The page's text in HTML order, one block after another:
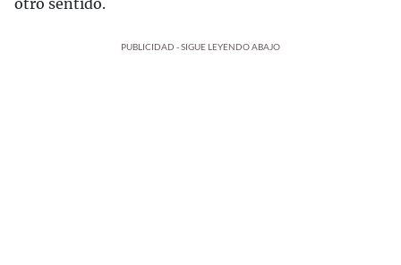
otro sentido.
PUBLICIDAD - SIGUE LEYENDO ABAJO